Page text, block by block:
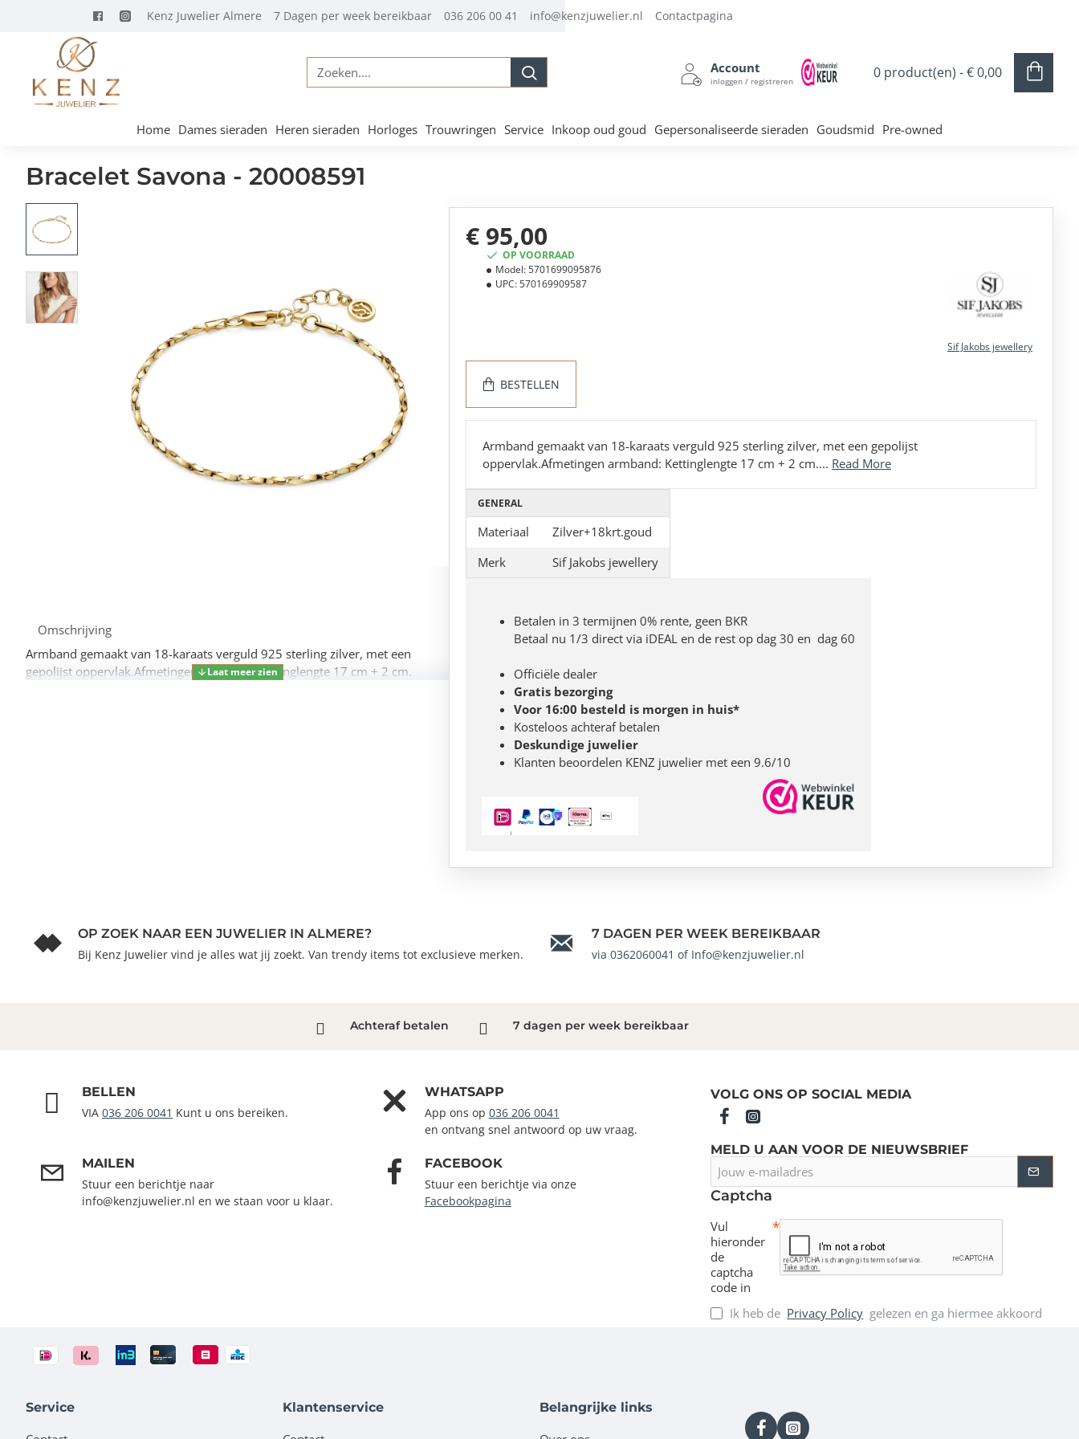
Kenz Juwelier Almere 7 Dagen per week bereikbaar 036 206 00 41 info@kenzjuwelier.nl Contactpagina
Zoeken....
Account
inloggen / registreren 0 product(en) - € 0,00
Home Dames sieraden Heren sieraden Horloges Trouwringen Service Inkoop oud goud Gepersonaliseerde sieraden Goudsmid Pre-owned
Bracelet Savona - 20008591
Omschrijving
Armband gemaakt van 18-karaats verguld 925 sterling zilver, met een
gepolijst oppervlak.Afmetingen armband: Kettinglengte 17 cm + 2 cm.
OP VOORRAAD
Model:5701699095876
UPC:570169909587
Sif Jakobs jewellery
€ 95,00
BESTELLEN
Armband gemaakt van 18-karaats verguld 925 sterling zilver, met een gepolijst
oppervlak.Afmetingen armband: Kettinglengte 17 cm + 2 cm.... Read More
GENERAL
Materiaal
Zilver+18krt.goud
Merk
Sif Jakobs jewellery
Betalen in 3 termijnen 0% rente, geen BKR
Betaal nu 1/3 direct via iDEAL en de rest op dag 30 en dag 60
Officiële dealer
Gratis bezorging
Voor 16:00 besteld is morgen in huis*
Kosteloos achteraf betalen
Deskundige juwelier
Klanten beoordelen KENZ juwelier met een 9.6/10
OP ZOEK NAAR EEN JUWELIER IN ALMERE?
Bij Kenz Juwelier vind je alles wat jij zoekt. Van trendy items tot exclusieve merken.
7 DAGEN PER WEEK BEREIKBAAR
via 0362060041 of Info@kenzjuwelier.nl
Achteraf betalen 7 dagen per week bereikbaar
BELLEN
VIA 036 206 0041 Kunt u ons bereiken.
WHATSAPP
App ons op 036 206 0041
en ontvang snel antwoord op uw vraag.
MAILEN
Stuur een berichtje naar
info@kenzjuwelier.nl en we staan voor u klaar.
FACEBOOK
Stuur een berichtje via onze
Facebookpagina
VOLG ONS OP SOCIAL MEDIA
MELD U AAN VOOR DE NIEUWSBRIEF
Jouw
e-
mailadres
Captcha
Vul
hieronder
de
captcha
code in
Ik heb de Privacy Policy gelezen en ga hiermee akkoord
Service Klantenservice Belangrijke links